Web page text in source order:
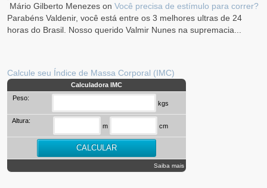
Mário Gilberto Menezes onVocê precisa de estímulo para correr?
Parabéns Valdenir, você está entre os 3 melhores ultras de 24
horas do Brasil. Nosso querido Valmir Nunes na supremacia...
Calcule seu Índice de Massa Corporal (IMC)
Calculadora IMC
Peso:
kgs
Altura:
m cm
Saiba mais